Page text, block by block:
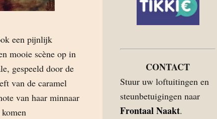
een pijnlijk
mooie scène op in
gespeeld door de
van de caramel
van haar minnaar
CONTACT
Stuur uw loftuitingen en
steunbetuigingen naar
Frontaal Naakt.